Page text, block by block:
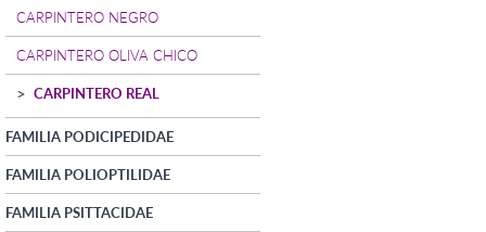
CARPINTERO NEGRO
CARPINTERO OLIVA CHICO
CARPINTERO REAL
FAMILIA PODICIPEDIDAE
FAMILIA POLIOPTILIDAE
FAMILIA PSITTACIDAE